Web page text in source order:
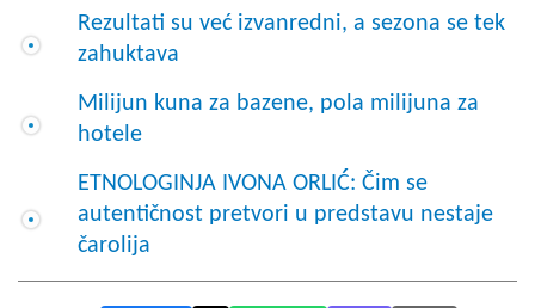
Rezultati su već izvanredni, a sezona se tek
zahuktava
Milijun kuna za bazene, pola milijuna za
hotele
ETNOLOGINJA IVONA ORLIĆ: Čim se
autentičnost pretvori u predstavu nestaje
čarolija